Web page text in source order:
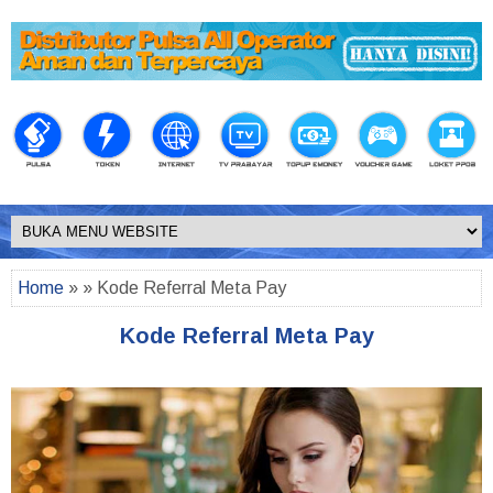
Home » » Kode Referral Meta Pay
Kode Referral Meta Pay